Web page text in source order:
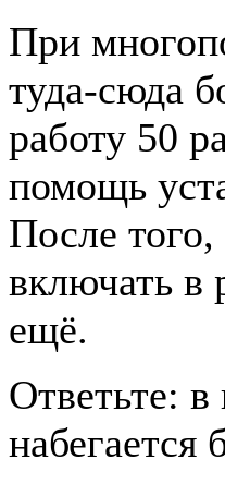
При
туда-сюда
работу 50
помощь
После
включать в
ещё.
Ответьте: в
набегается